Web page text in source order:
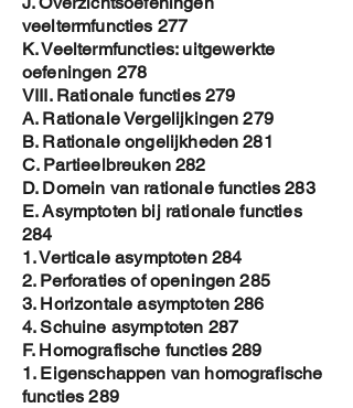
veeltermfuncties 277
K. Veeltermfuncties: uitgewerkte
oefeningen 278
VIII. Rationale functies 279
A. Rationale Vergelijkingen 279
B. Rationale ongelijkheden 281
C. Partieelbreuken 282
D. Domein van rationale functies 283
E. Asymptoten bij rationale functies
284
1. Verticale asymptoten 284
2. Perforaties of openingen 285
3. Horizontale asymptoten 286
4. Schuine asymptoten 287
F. Homografische functies 289
1. Eigenschappen van homografische
functies 289